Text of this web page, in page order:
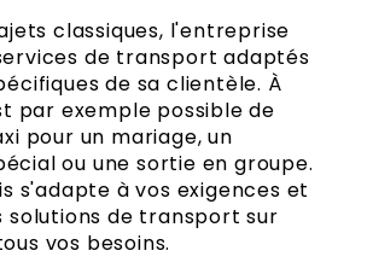
classiques, l'entreprise
de transport adaptés
de sa clientèle. À
par exemple possible de
pour un mariage, un
ou une sortie en groupe.
s'adapte à vos exigences et
solutions de transport sur
vos besoins.